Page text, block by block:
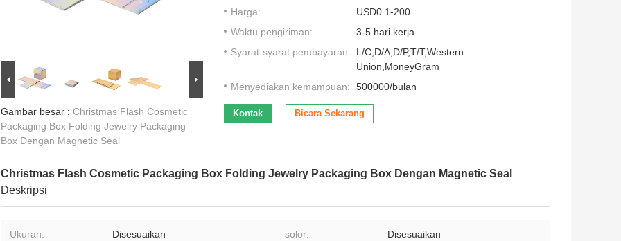
Gambar besar : Christmas Flash Cosmetic
Packaging Box Folding Jewelry Packaging
Box Dengan Magnetic Seal
Harga:
USD0.1-200
Waktu pengiriman:
3-5 hari kerja
Syarat-syarat pembayaran:
L/C,D/A,D/P,T/T,Western
Union,MoneyGram
Menyediakan kemampuan:
500000/bulan
Kontak Bicara Sekarang
Christmas Flash Cosmetic Packaging Box Folding Jewelry Packaging Box Dengan Magnetic Seal
Deskripsi
Ukuran: Disesuaikan solor: Disesuaikan